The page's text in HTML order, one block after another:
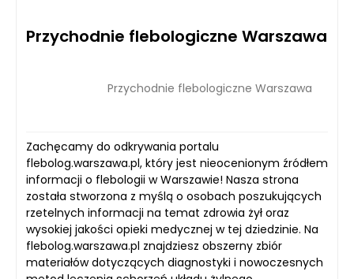
Przychodnie flebologiczne Warszawa
Przychodnie flebologiczne Warszawa
Zachęcamy do odkrywania portalu
flebolog.warszawa.pl, który jest nieocenionym źródłem
informacji o flebologii w Warszawie! Nasza strona
została stworzona z myślą o osobach poszukujących
rzetelnych informacji na temat zdrowia żył oraz
wysokiej jakości opieki medycznej w tej dziedzinie. Na
flebolog.warszawa.pl znajdziesz obszerny zbiór
materiałów dotyczących diagnostyki i nowoczesnych